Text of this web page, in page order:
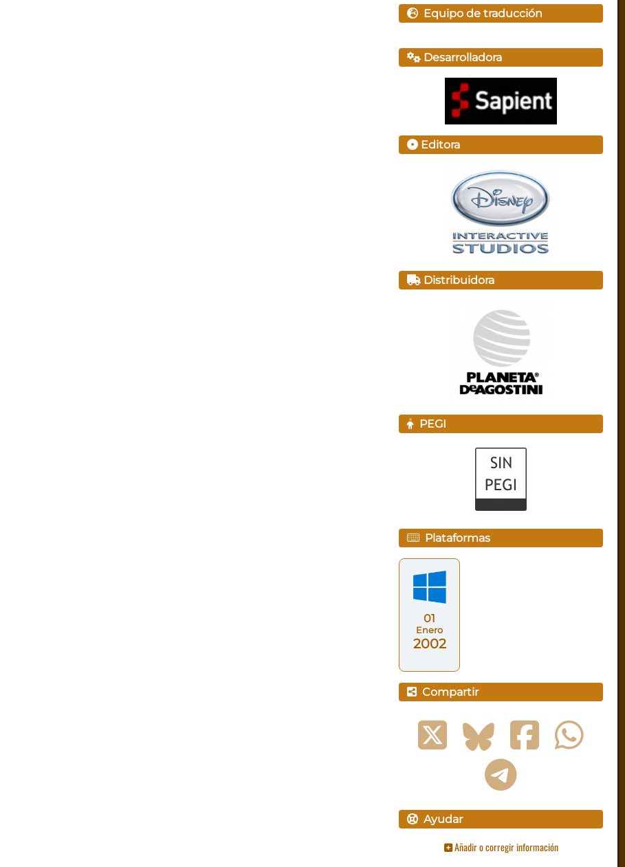
Equipo de traducción
Desarrolladora
Editora
Distribuidora
PEGI
Plataformas
01
Enero
2002
Compartir
Ayudar
Añadir o corregir información